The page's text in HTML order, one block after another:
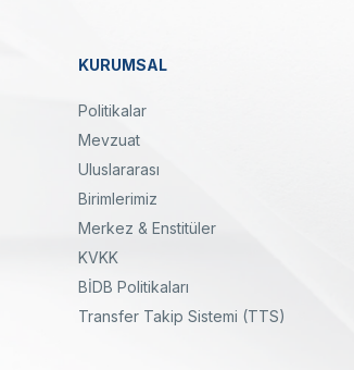
Dipnot
KURUMSAL
Politikalar
Mevzuat
Uluslararası
Birimlerimiz
Merkez & Enstitüler
KVKK
BİDB Politikaları
Transfer Takip Sistemi (TTS)
LinkedinInstagramFacebook